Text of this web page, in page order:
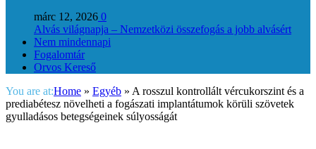
márc 12, 2026 0
Alvás világnapja – Nemzetközi összefogás a jobb alvásért
Nem mindennapi
Fogalomtár
Orvos Kereső
You are at:Home » Egyéb » A rosszul kontrollált vércukorszint és a
prediabétesz növelheti a fogászati implantátumok körüli szövetek
gyulladásos betegségeinek súlyosságát